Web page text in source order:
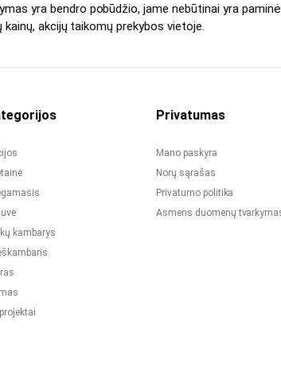
yra bendro pobūdžio, jame nebūtinai yra
akcijų taikomų prekybos vietoje.
kambarys
Privatumas
Mano paskyra
Norų sąrašas
Privatumo politika
Asmens duomenų